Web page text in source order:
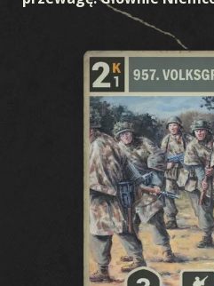
LETNIE
BURZA W OCEANII WCZESNA
PRZEWAGA POWIETRZNA
ZJEDNOCZONY FRONT
KREW I
WOJNA ZIMOWA
BROTHERS
W OGNIU WOJNY